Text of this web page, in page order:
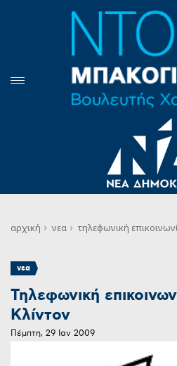
αρχική νεα τηλεφωνική
νεα
Τηλεφωνική
Κλίντον
Πέμπτη, 29 Ιαν 2009